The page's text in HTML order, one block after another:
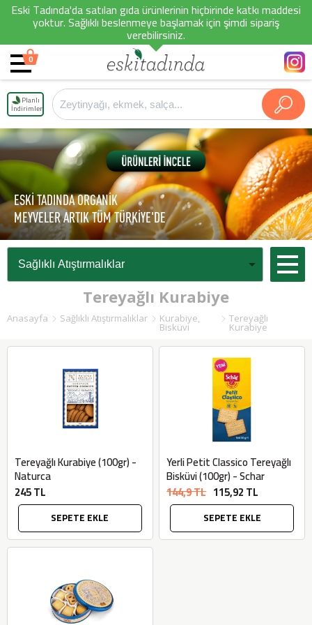
Eski Tadında'da satılan gıda ürünlerinin hiçbirinde katkı maddesi
yoktur. Sağlıklı beslenmeye başlamak için şimdi sipariş
verebilirsiniz.
0
Planlı
İndirimler
ESKİ TADINDA ORGANİK
MEYVELER ARTIK TÜM TÜRKİYE'DE
Tereyağlı Kurabiye
Anasayfa Sağlıklı Atıştırmalıklar Kurabiye,
Bisküvi
Tereyağlı
Kurabiye
Tereyağlı Kurabiye (100gr) -
Naturca
245 TL
SEPETE EKLE
Yerli Petit Classico Tereyağlı
Bisküvi (100gr) - Schar
144,9 TL 115,92 TL
SEPETE EKLE